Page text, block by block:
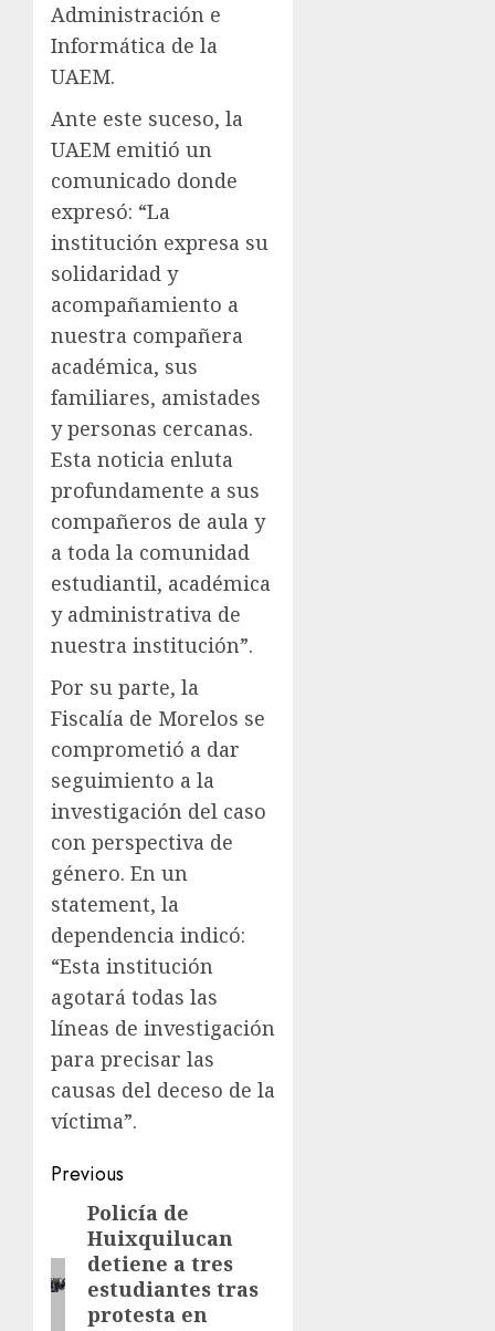
Administración e
Informática de la
UAEM.
Ante este suceso, la
UAEM emitió un
comunicado donde
expresó: “La
institución expresa su
solidaridad y
acompañamiento a
nuestra compañera
académica, sus
familiares, amistades
y personas cercanas.
Esta noticia enluta
profundamente a sus
compañeros de aula y
a toda la comunidad
estudiantil, académica
y administrativa de
nuestra institución”.
Por su parte, la
Fiscalía de Morelos se
comprometió a dar
seguimiento a la
investigación del caso
con perspectiva de
género. En un
statement, la
dependencia indicó:
“Esta institución
agotará todas las
líneas de investigación
para precisar las
causas del deceso de la
víctima”.
Previous
Policía de
Huixquilucan
detiene a tres
estudiantes tras
protesta en